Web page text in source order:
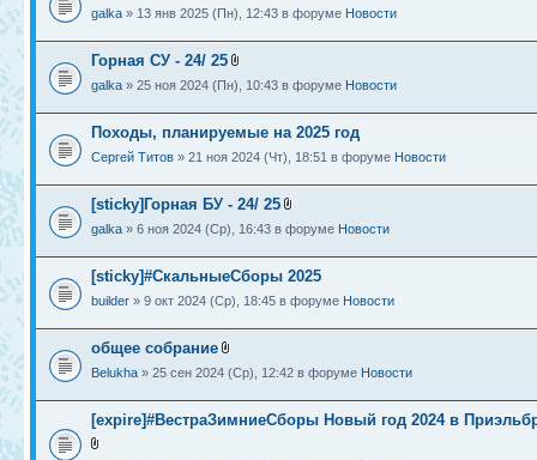
galka » 13 янв 2025 (Пн), 12:43 в форуме Новости
Горная СУ - 24/ 25
galka » 25 ноя 2024 (Пн), 10:43 в форуме Новости
Походы, планируемые на 2025 год
Сергей Титов » 21 ноя 2024 (Чт), 18:51 в форуме Новости
[sticky]Горная БУ - 24/ 25
galka » 6 ноя 2024 (Ср), 16:43 в форуме Новости
[sticky]#СкальныеСборы 2025
builder » 9 окт 2024 (Ср), 18:45 в форуме Новости
общее собрание
Belukha » 25 сен 2024 (Ср), 12:42 в форуме Новости
[expire]#ВестраЗимниеСборы Новый год 2024 в